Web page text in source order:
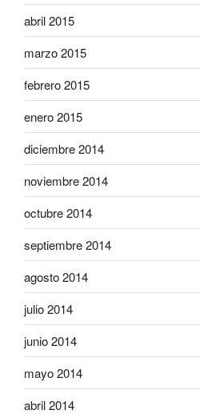
abril 2015
marzo 2015
febrero 2015
enero 2015
diciembre 2014
noviembre 2014
octubre 2014
septiembre 2014
agosto 2014
julio 2014
junio 2014
mayo 2014
abril 2014